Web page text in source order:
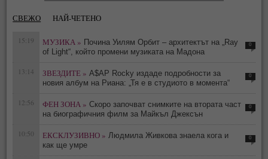
СВЕЖО НАЙ-ЧЕТЕНО
15:19 МУЗИКА » Почина Уилям Орбит – архитектът на „Ray
of Light“, който промени музиката на Мадона
0
13:14 ЗВЕЗДИТЕ » A$AP Rocky издаде подробности за
новия албум на Риана: „Тя е в студиото в момента“
0
12:56 ФЕН ЗОНА » Скоро започват снимките на втората част
на биографичния филм за Майкъл Джексън
0
10:50 ЕКСКЛУЗИВНО » Людмила Живкова знаела кога и
как ще умре
0